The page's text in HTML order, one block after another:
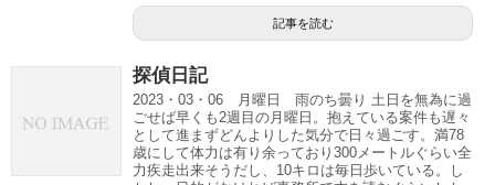
記事を読む
探偵日記
2023・03・06 月曜日 雨のち曇り 土日を無為に過
ごせば早くも2週目の月曜日。抱えている案件も遅々
として進まずどんよりした気分で日々過ごす。満78
歳にして体力は有り余っており300メートルぐらい全
力疾走出来そうだし、10キロは毎日歩いている。し